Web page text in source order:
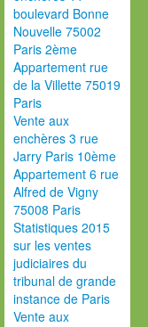
boulevard Bonne
Nouvelle 75002
Paris 2ème
Appartement rue
de la Villette 75019
Paris
Vente aux
enchères 3 rue
Jarry Paris 10ème
Appartement 6 rue
Alfred de Vigny
75008 Paris
Statistiques 2015
sur les ventes
judiciaires du
tribunal de grande
instance de Paris
Vente aux